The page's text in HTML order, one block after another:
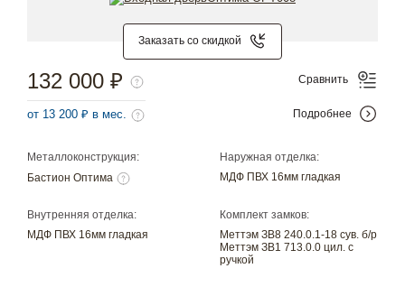
Заказать со скидкой
Металлоконструкция:
Бастион Оптима
Наружная отделка:
МДФ ПВХ 16мм гладкая
Внутренняя отделка:
МДФ ПВХ 16мм гладкая
Комплект замков:
Меттэм ЗВ8 240.0.1-18 сув. б/р
Меттэм ЗВ1 713.0.0 цил. с
ручкой
132 000 ₽
от 13 200 ₽ в мес.
Сравнить
Подробнее